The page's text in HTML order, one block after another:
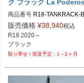
ク ブラック La
商品番号 R18-TANKRACK-
販売価格 ¥38,940税込
R18 2020～
ブラック
1～2ヶ月